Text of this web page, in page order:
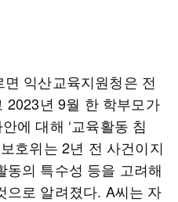
익산교육지원청은 전
2023년 9월 한 학부모가
에 대해 ‘교육활동 침
호위는 2년 전 사건이지
동의 특수성 등을 고려해
으로 알려졌다. A씨는 자